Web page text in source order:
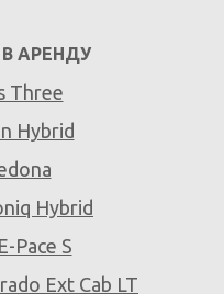
АРЕНДУ
Three
Hybrid
Hybrid
Pace S
Ext Cab LT